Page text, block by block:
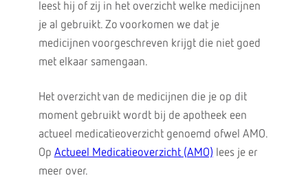
leest hij of zij in het overzicht welke medicijnen
je al gebruikt. Zo voorkomen we dat je
medicijnen voorgeschreven krijgt die niet goed
met elkaar samengaan.
Het overzicht van de medicijnen die je op dit
moment gebruikt wordt bij de apotheek een
actueel medicatieoverzicht genoemd ofwel AMO.
Op Actueel Medicatieoverzicht (AMO)lees je er
meer over.